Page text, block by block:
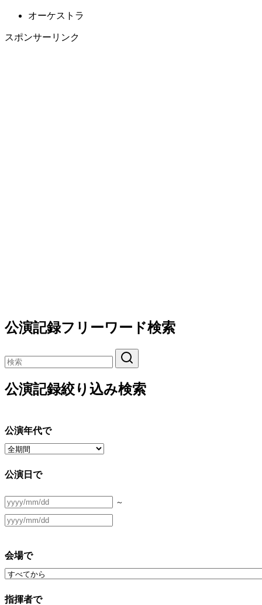
オーケストラ
スポンサーリンク
公演記録フリーワード検索
公演記録絞り込み検索
公演年代で
公演日で
～
会場で
指揮者で